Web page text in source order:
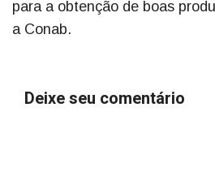
para a obtenção de boas
a Conab.
Deixe seu comentário